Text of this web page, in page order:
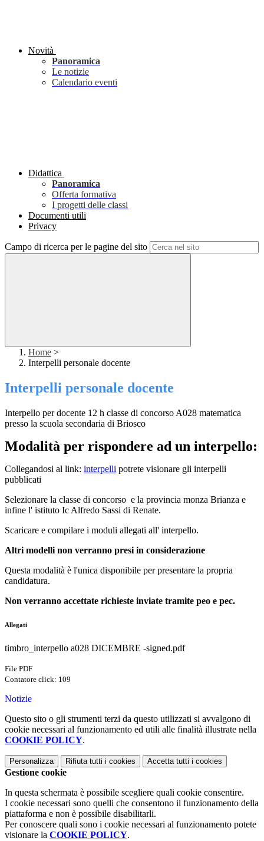
Novità
Panoramica
Le notizie
Calendario eventi
Didattica
Panoramica
Offerta formativa
I progetti delle classi
Documenti utili
Privacy
Campo di ricerca per le pagine del sito
Home >
Interpelli personale docente
Interpelli personale docente
Interpello per docente 12 h classe di concorso A028 matematica
presso la scuola secondaria di Briosco
Modalità per rispondere ad un interpello:
Collegandosi al link: interpelli potrete visionare gli interpelli
pubblicati
Selezionare la classe di concorso e la provincia monza Brianza e
infine l' istituto Ic Alfredo Sassi di Renate.
Scaricare e compilare i moduli allegati all' interpello.
Altri modelli non verranno presi in considerazione
Questa modalità è l'unica disponibile per presentare la propria
candidatura.
Non verranno accettate richieste inviate tramite peo e pec.
Allegati
timbro_interpello a028 DICEMBRE -signed.pdf
File PDF
Contatore click: 109
Notizie
Questo sito o gli strumenti terzi da questo utilizzati si avvalgono di
cookie necessari al funzionamento ed utili alle finalità illustrate nella
COOKIE POLICY.
Personalizza Rifiuta tutti i cookies Accetta tutti i cookies
Gestione cookie
In questa schermata è possibile scegliere quali cookie consentire.
I cookie necessari sono quelli che consentono il funzionamento della
piattaforma e non è possibile disabilitarli.
Per conoscere quali sono i cookie necessari al funzionamento potete
visionare la COOKIE POLICY.